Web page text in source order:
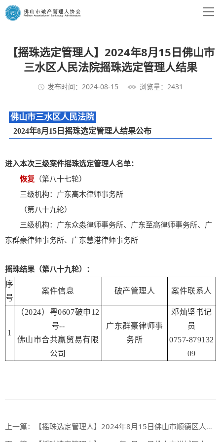
【摇珠选定管理人】2024年8月15日佛山市
三水区人民法院摇珠选定管理人结果
发布时间：2024-08-15 浏览量：2431
佛山市三水区人民法院
2024年8月15日摇珠选定管理人结果公布
进入本次三级案件摇珠选定管理人名单：
恢复
（第八十七轮）
三级机构：广东高木律师事务所
（第八十九轮）
三级机构：广东众淼律师事务所、广东至高律师事务所、广
东群豪律师事务所、广东慧港律师事务所
摇珠结果（第八十九轮）：
序
号
案件信息 破产管理人 案件联系人
1
（2024）粤0607破申12
号--
佛山市合共赢贸易有限
公司
广东群豪律师事
务所
邓灿坚书记
员
0757-879132
09
上一篇：
【摇珠选定管理人】2024年8月15日佛山市顺德区人民法院摇珠选定管理人结果